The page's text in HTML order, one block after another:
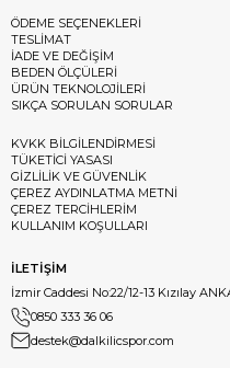
ÖDEME SEÇENEKLERİ
TESLİMAT
İADE VE DEĞİŞİM
BEDEN ÖLÇÜLERİ
ÜRÜN TEKNOLOJİLERİ
SIKÇA SORULAN SORULAR
KVKK BİLGİLENDİRMESİ
TÜKETİCİ YASASI
GİZLİLİK VE GÜVENLİK
ÇEREZ AYDINLATMA METNİ
ÇEREZ TERCİHLERİM
KULLANIM KOŞULLARI
İLETİŞİM
İzmir Caddesi No:22/12-13 Kızılay
0850 333 36 06
destek@dalkilicspor.com